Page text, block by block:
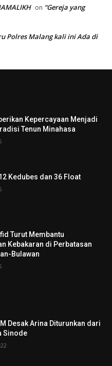
on “Gereja yang
Polres Malang kali ini Ada di
Kepercayaan Menjadi
Tenun Minahasa
Kedubes dan 36 Float
Turut Membantu
Kebakaran di Perbatasan
Bulawan
Desak Arina Diturunkan dari
Sinode